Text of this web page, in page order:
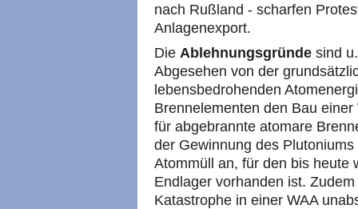
nach Rußland - scharfen
Anlagenexport.
Die Ablehnungsgründe sind
Abgesehen von der
lebensbedrohenden
Brennelementen den Bau
für abgebrannte atomare
der Gewinnung des
Atommüll an, für den bis heute
Endlager vorhanden ist.
Katastrophe in einer WAA